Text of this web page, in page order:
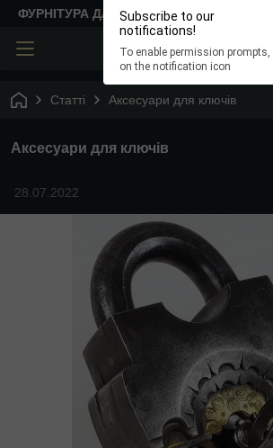
Subscribe to our
notifications!
To enable permission prompts,
on the notification icon
ФУРНІТУРА ДЛЯ ТВОРЧОСТІ
Статті Аксесуари для ключів
Аксесуари для ключів
28.07.2022